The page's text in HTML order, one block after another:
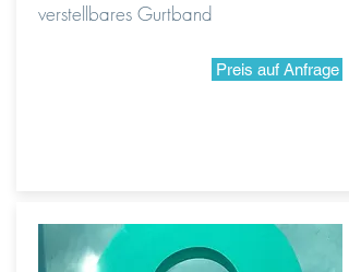
verstellbares Gurtband
Preis auf Anfrage